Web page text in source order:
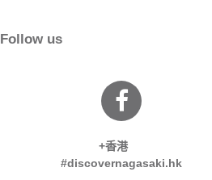
Follow us
+香港
#discovernagasaki.hk